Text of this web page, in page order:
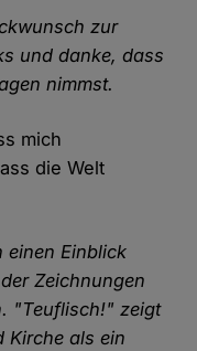
zur
und danke, dass
nimmst.
mich
die Welt
einen Einblick
Zeichnungen
"Teuflisch!" zeigt
Kirche als ein